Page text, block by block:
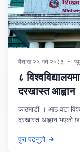
वैशाख २५ गते २०८३ •
८
दरखास्त आह्वान
काठमाडौं । आठ वटा
दरखास्त आह्वान भएको
त्रिभुवन विश्वविद्यालय,
पुरा पढ्नुहो